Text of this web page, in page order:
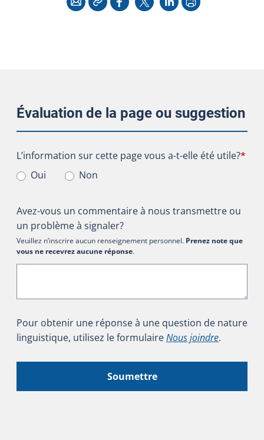
Évaluation de la page ou suggestion
L’information sur cette page vous a-t-elle été utile?
L’information sur cette page vous a-t-elle été utile?*
Oui
Non
Avez-vous un commentaire à nous transmettre ou
un problème à signaler?
Veuillez n’inscrire aucun renseignement personnel. Prenez note que
vous ne recevrez aucune réponse.
Pour obtenir une réponse à une question de nature
linguistique, utilisez le formulaireNous joindre.
Soumettre